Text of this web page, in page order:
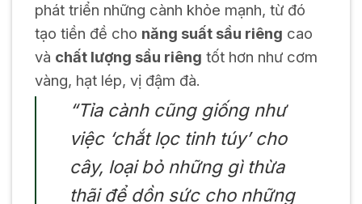
phát triển những cành khỏe mạnh, từ đó
tạo tiền đề cho năng suất sầu riêng cao
và chất lượng sầu riêng tốt hơn như cơm
vàng, hạt lép, vị đậm đà.
“Tỉa cành cũng giống như
việc ‘chắt lọc tinh túy’ cho
cây, loại bỏ những gì thừa
thãi để dồn sức cho những